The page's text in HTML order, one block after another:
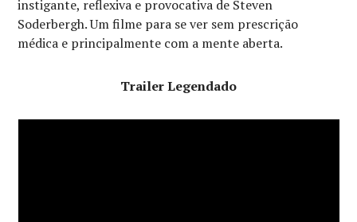
instigante, reflexiva e provocativa de Steven
Soderbergh. Um filme para se ver sem prescrição
médica e principalmente com a mente aberta.
Trailer Legendado